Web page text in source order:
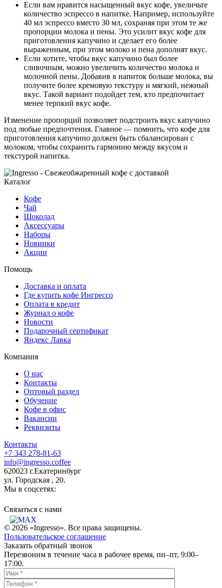
Если вам нравится насыщенный вкус кофе, увеличьте
количество эспрессо в напитке. Например, используйте
40 мл эспрессо вместо 30 мл, сохраняя при этом те же
пропорции молока и пены. Это усилит вкус кофе для
приготовления капучино и сделает его более
выраженным, при этом молоко и пена дополнят вкус.
Если хотите, чтобы вкус капучино был более
сливочным, можно увеличить количество молока и
молочной пены. Добавив в напиток больше молока, вы
получите более кремовую текстуру и мягкий, нежный
вкус. Такой вариант подойдет тем, кто предпочитает
менее терпкий вкус кофе.
Изменение пропорций позволяет подстроить вкус капучино
под любые предпочтения. Главное — помнить, что кофе для
приготовления капучино должен быть сбалансирован с
молоком, чтобы сохранить гармонию между вкусом и
текстурой напитка.
Каталог
Кофе
Чай
Шоколад
Аксессуары
Наборы
Новинки
Акции
Помощь
Доставка и оплата
Где купить кофе Ингрессо
Оплата в кредит
Журнал о кофе
Новости
Подарочный сертификат
Яндекс Лавка
Компания
О нас
Контакты
Оптовый раздел
Обучение
Кофе в офис
Вакансии
Реквизиты
Контакты
+7 343 278-81-63
info@ingresso.coffee
620023 г.Екатеринбург
ул. Городская , 20.
Мы в соцсетях:
Связаться c нами
© 2026 «Ingresso». Все права защищены.
Пользовательское соглашение
Заказать обратный звонок
Перезвоним в течение часа в рабочее время, пн–пт, 9:00–
17:00.